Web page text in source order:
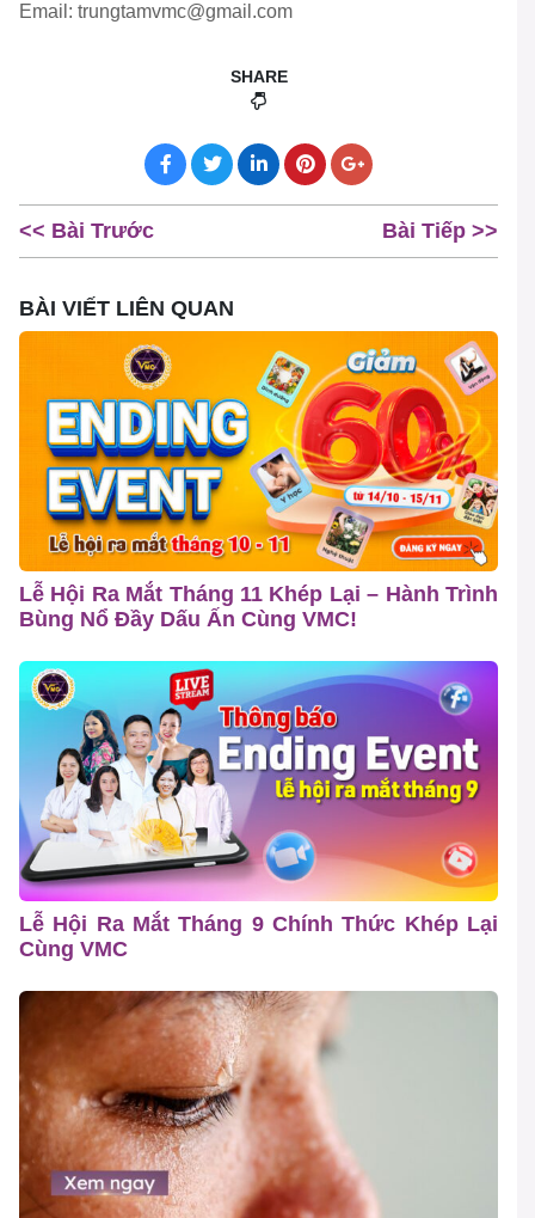
Email: trungtamvmc@gmail.com
SHARE
<< Bài Trước Bài Tiếp >>
BÀI VIẾT LIÊN QUAN
Lễ Hội Ra Mắt Tháng 11 Khép Lại – Hành Trình
Bùng Nổ Đầy Dấu Ấn Cùng VMC!
Lễ Hội Ra Mắt Tháng 9 Chính Thức Khép Lại
Cùng VMC